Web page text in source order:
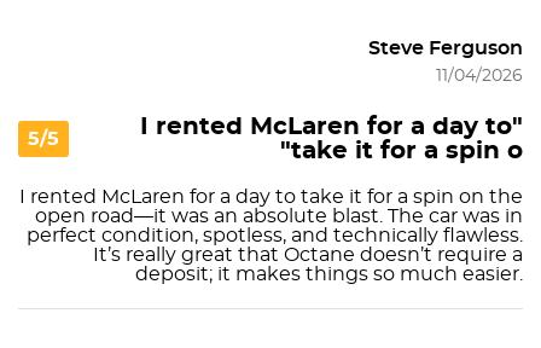
Steve Ferguson
11/04/2026
5/5
"I rented McLaren for a day to
take it for a spin o"
I rented McLaren for a day to take it for a spin on the
open road—it was an absolute blast. The car was in
perfect condition, spotless, and technically flawless.
It’s really great that Octane doesn’t require a
deposit; it makes things so much easier.